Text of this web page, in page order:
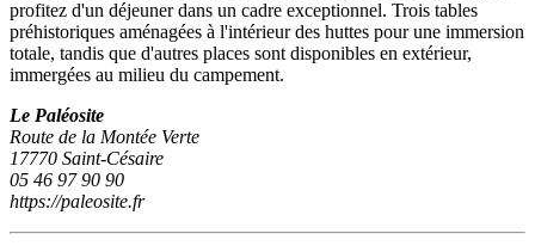
profitez d'un déjeuner dans un cadre exceptionnel. Trois tables
préhistoriques aménagées à l'intérieur des huttes pour une immersion
totale, tandis que d'autres places sont disponibles en extérieur,
immergées au milieu du campement.
Le Paléosite
Route de la Montée Verte
17770 Saint-Césaire
05 46 97 90 90
https://paleosite.fr